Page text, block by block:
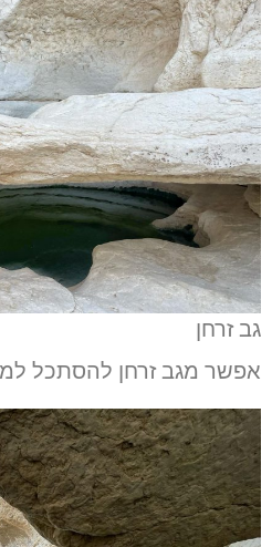
גב זרחן
אפשר מגב זרחן להסתכל